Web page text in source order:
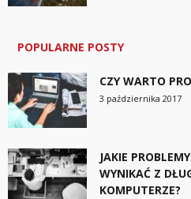
POPULARNE POSTY
CZY WARTO
3 października 2017
JAKIE
WYNIKAĆ Z
KOMPUTERZE?